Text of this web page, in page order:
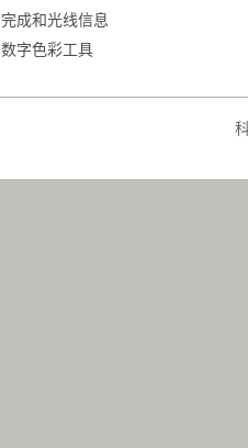
完成和光线信息
数字色彩工具